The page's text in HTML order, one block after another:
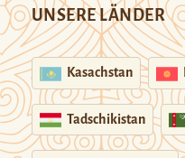
UNSERE LÄNDER
Kasachstan
Tadschikistan